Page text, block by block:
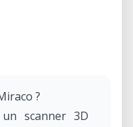
?
scanner 3D